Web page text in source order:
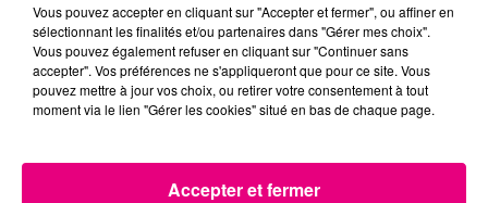
22 juillet 2026
Toulouse : circulation perturbée dans le
Vous pouvez accepter en cliquant sur "Accepter et fermer", ou affiner en
sélectionnant les finalités et/ou partenaires dans "Gérer mes choix".
Vous pouvez également refuser en cliquant sur "Continuer sans
accepter". Vos préférences ne s'appliqueront que pour ce site. Vous
pouvez mettre à jour vos choix, ou retirer votre consentement à tout
moment via le lien "Gérer les cookies" situé en bas de chaque page.
Accepter et fermer